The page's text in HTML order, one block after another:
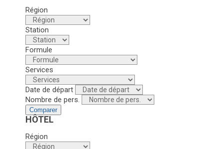
Région
Station
Formule
Services
Date de départ
Nombre de pers.
Comparer
HÔTEL
Région